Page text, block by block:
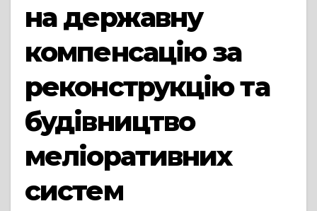
на державну
компенсацію за
реконструкцію та
будівництво
меліоративних
систем